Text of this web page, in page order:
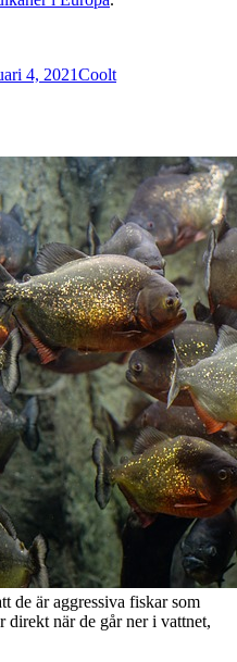
4, 2021Coolt
de är aggressiva fiskar som
direkt när de går ner i vattnet,